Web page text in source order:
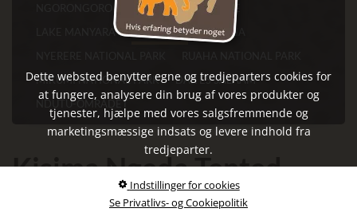
NGORONGORO KRATERET
TARANGIRE
LAKE MANYARA
LAKE EYASI
ARUSHA
MIKUMI NATIONAL PARK
DAR ES SALAAM
NDUTU-OMRÅDET
Kisima Ngeda Tented
Dette websted benytter egne og tredjeparters cookies for
at fungere, analysere din brug af vores produkter og
tjenester, hjælpe med vores salgsfremmende og
marketingsmæssige indsats og levere indhold fra
tredjeparter.
Indstillinger for cookies
Se Privatlivs- og Cookiepolitik